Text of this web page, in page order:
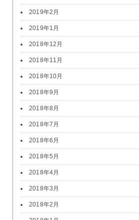
2019年2月
2019年1月
2018年12月
2018年11月
2018年10月
2018年9月
2018年8月
2018年7月
2018年6月
2018年5月
2018年4月
2018年3月
2018年2月